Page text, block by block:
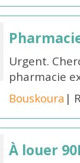
Urgent.
pharmacie
Bouskoura |
À louer